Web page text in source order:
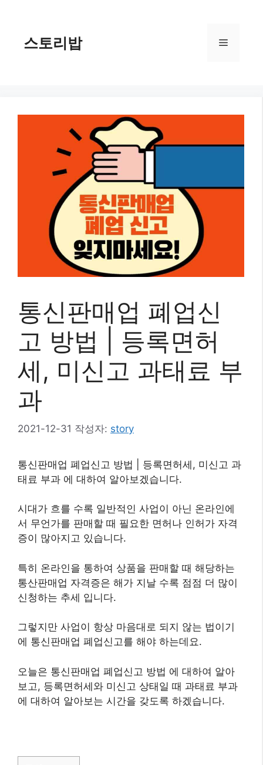
스토리밥 메
통신판매업 폐업신
고 방법 | 등록면허
세, 미신고 과태료 부
과
2021-12-31 작성자: story
통신판매업 폐업신고 방법 | 등록면허세, 미신고 과
태료 부과 에 대하여 알아보겠습니다.
시대가 흐를 수록 일반적인 사업이 아닌 온라인에
서 무언가를 판매할 때 필요한 면허나 인허가 자격
증이 많아지고 있습니다.
특히 온라인을 통하여 상품을 판매할 때 해당하는
통산판매업 자격증은 해가 지날 수록 점점 더 많이
신청하는 추세 입니다.
그렇지만 사업이 항상 마음대로 되지 않는 법이기
에 통신판매업 폐업신고를 해야 하는데요.
오늘은 통신판매업 폐업신고 방법 에 대하여 알아
보고, 등록면허세와 미신고 상태일 때 과태료 부과
에 대하여 알아보는 시간을 갖도록 하겠습니다.